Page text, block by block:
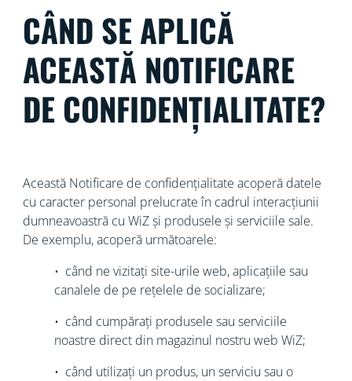
CÂND SE APLICĂ
ACEASTĂ NOTIFICARE
DE CONFIDENȚIALITATE?
Această Notificare de confidențialitate acoperă datele
cu caracter personal prelucrate în cadrul interacțiunii
dumneavoastră cu WiZ și produsele și serviciile sale.
De exemplu, acoperă următoarele:
• când ne vizitați site-urile web, aplicațiile sau
canalele de pe rețelele de socializare;
• când cumpărați produsele sau serviciile
noastre direct din magazinul nostru web WiZ;
• când utilizați un produs, un serviciu sau o